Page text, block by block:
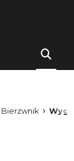
Bierzwnik